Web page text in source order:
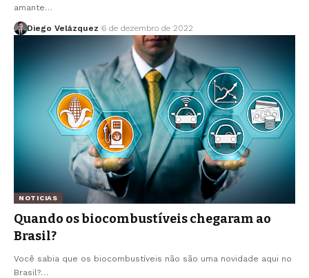
amante…
Diego Velázquez 6 de dezembro de 2022
NOTICIAS
Quando os biocombustíveis chegaram ao
Brasil?
Você sabia que os biocombustíveis não são uma novidade aqui no
Brasil?…